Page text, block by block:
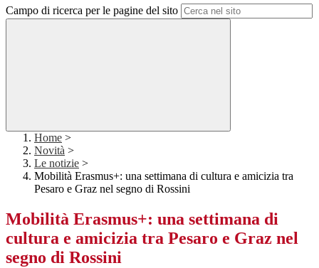
Campo di ricerca per le pagine del sito
Home >
Novità >
Le notizie >
Mobilità Erasmus+: una settimana di cultura e amicizia tra
Pesaro e Graz nel segno di Rossini
Mobilità Erasmus+: una settimana di
cultura e amicizia tra Pesaro e Graz nel
segno di Rossini